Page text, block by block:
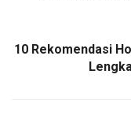
10 Rekomendasi